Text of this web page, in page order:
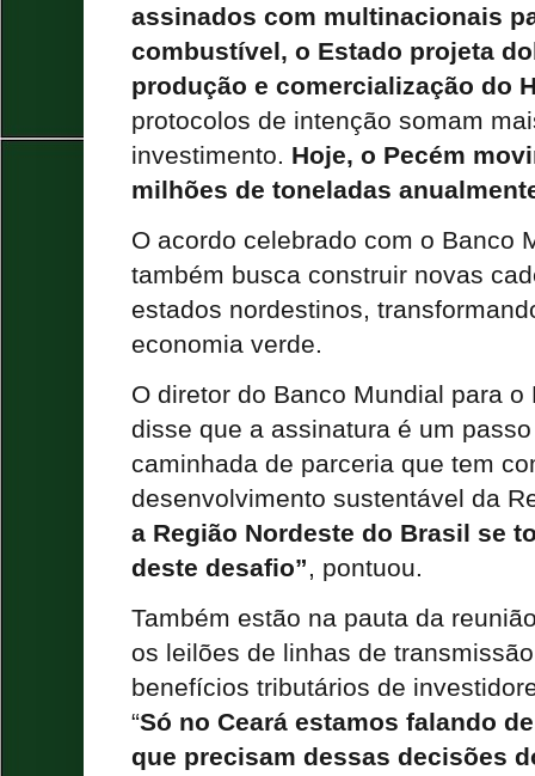
assinados com multinacionais
combustível, o Estado projeta
produção e comercialização do
protocolos de intenção somam
investimento. Hoje, o Pecém
milhões de toneladas
O acordo celebrado com o Banco
também busca construir novas
estados nordestinos,
economia verde.
O diretor do Banco Mundial para
disse que a assinatura é um
caminhada de parceria que tem
desenvolvimento sustentável da
a Região Nordeste do Brasil se
deste desafio”, pontuou.
Também estão na pauta da
os leilões de linhas de
benefícios tributários de
“Só no Ceará estamos falando
que precisam dessas decisões